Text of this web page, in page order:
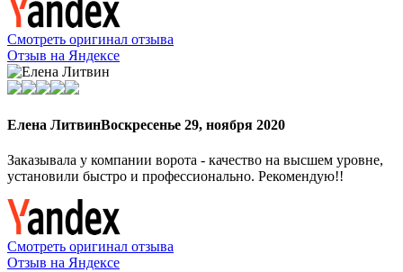
Смотреть оригинал отзыва
Отзыв на Яндексе
Елена ЛитвинВоскресенье 29, ноября 2020
Заказывала у компании ворота - качество на высшем уровне,
установили быстро и профессионально. Рекомендую!!
Смотреть оригинал отзыва
Отзыв на Яндексе